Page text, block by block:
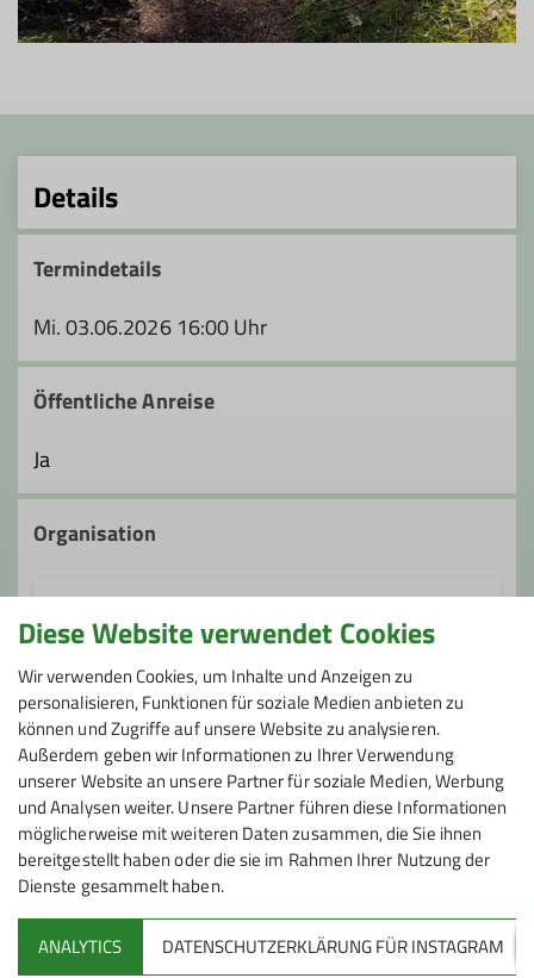
Details
Termindetails
Mi. 03.06.2026 16:00 Uhr
Öffentliche Anreise
Ja
Organisation
Helge Seinsch
017624005352
Ämter
Wanderleiter/-in
Gruppe
Kondiwandern
Diese Website verwendet Cookies
Wir verwenden Cookies, um Inhalte und Anzeigen zu
personalisieren, Funktionen für soziale Medien anbieten zu
können und Zugriffe auf unsere Website zu analysieren.
Außerdem geben wir Informationen zu Ihrer Verwendung
unserer Website an unsere Partner für soziale Medien, Werbung
und Analysen weiter. Unsere Partner führen diese Informationen
möglicherweise mit weiteren Daten zusammen, die Sie ihnen
bereitgestellt haben oder die sie im Rahmen Ihrer Nutzung der
Dienste gesammelt haben.
ANALYTICS DATENSCHUTZERKLÄRUNG FÜR INSTAGRAM